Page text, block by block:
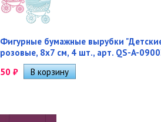
Фигурные бумажные вырубки
розовые, 8х7 см, 4 шт., арт. QS-A-
50 ₽